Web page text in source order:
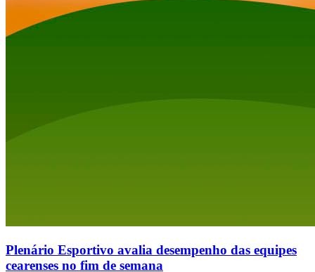
Plenário Esportivo avalia desempenho das equipes
cearenses no fim de semana